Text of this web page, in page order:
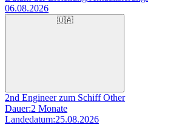
06.08.2026
🇺🇦
2nd Engineer zum Schiff Other
Dauer:2 Monate
Landedatum:25.08.2026